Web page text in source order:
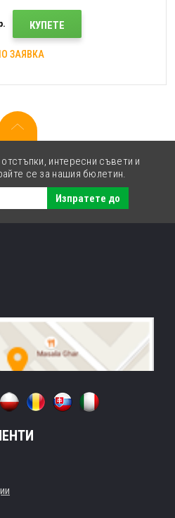
КУПЕТЕ
ЗАЯВКА
интересни съвети и
се за нашия бюлетин.
Изпратете до